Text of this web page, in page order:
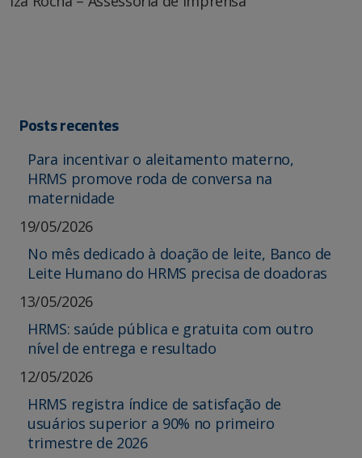
Posts recentes
Para incentivar o aleitamento materno,
HRMS promove roda de conversa na
maternidade
19/05/2026
No mês dedicado à doação de leite, Banco de
Leite Humano do HRMS precisa de doadoras
13/05/2026
HRMS: saúde pública e gratuita com outro
nível de entrega e resultado
12/05/2026
HRMS registra índice de satisfação de
usuários superior a 90% no primeiro
trimestre de 2026